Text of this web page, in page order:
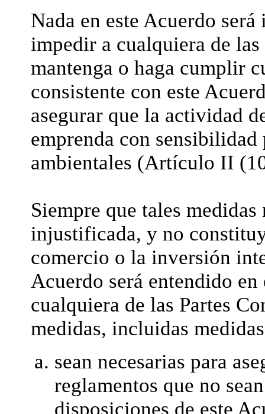
Nada en este Acuerdo
impedir a cualquiera de
mantenga o haga cumplir
consistente con este
asegurar que la actividad
emprenda con
ambientales (Artículo II
Siempre que tales
injustificada, y no
comercio o la inversión
Acuerdo será entendido
cualquiera de las Partes
medidas, incluidas
sean necesarias para
reglamentos que no
disposiciones de este